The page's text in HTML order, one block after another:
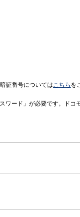
証番号についてはこちら を
ワード」が必要です。ドコ